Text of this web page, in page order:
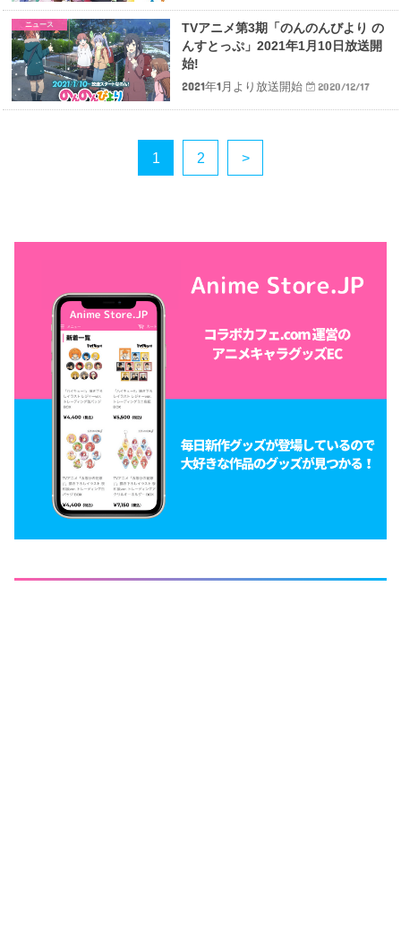
ニュース
TVアニメ第3期「のんのんびより の
んすとっぷ」2021年1月10日放送開
始!
2021年1月より放送開始
2020/12/17
1 2 >